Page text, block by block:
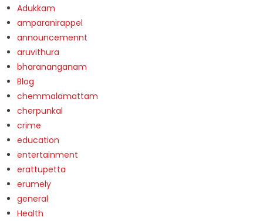
Adukkam
amparanirappel
announcemennt
aruvithura
bharananganam
Blog
chemmalamattam
cherpunkal
crime
education
entertainment
erattupetta
erumely
general
Health